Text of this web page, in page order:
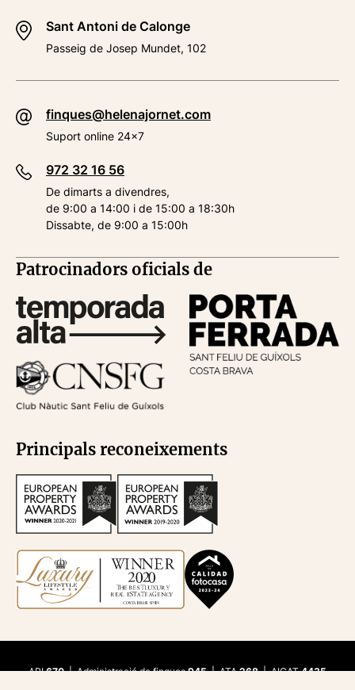
Sant Antoni de Calonge
Passeig de Josep Mundet, 102
finques@helenajornet.com
Suport online 24x7
972 32 16 56
De dimarts a divendres,
de 9:00 a 14:00 i de 15:00 a 18:30h
Dissabte, de 9:00 a 15:00h
Patrocinadors oficials de
Principals reconeixements
API670| Administració de finques945| ATA268| AICAT4435